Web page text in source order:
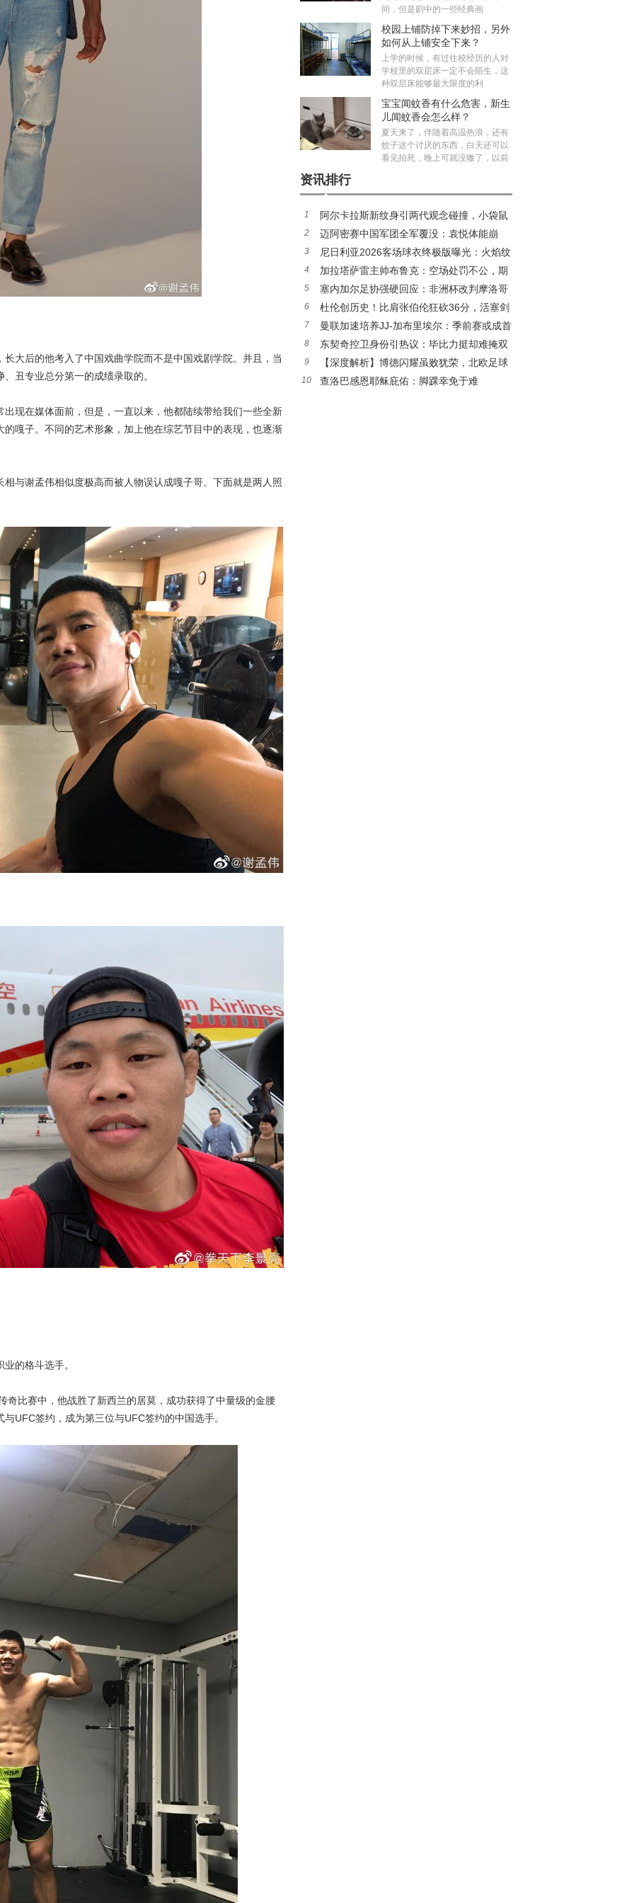
大后的他考入了中国戏曲学院而不是中国戏剧学院。并且，当
丑专业总分第一的成绩录取的。
现在媒体面前，但是，一直以来，他都陆续带给我们一些全新
嘎子。不同的艺术形象，加上他在综艺节目中的表现，也逐渐
与谢孟伟相似度极高而被人物误认成嘎子哥。下面就是两人照
的格斗选手。
奇比赛中，他战胜了新西兰的居莫，成功获得了中量级的金腰
UFC签约，成为第三位与UFC签约的中国选手。
间，但是剧中的一些经典画
校园上铺防掉下来妙招，另外
如何从上铺安全下来？
上学的时候，有过住校经历的人对
学校里的双层床一定不会陌生，这
种双层床能够最大限度的利
宝宝闻蚊香有什么危害，新生
儿闻蚊香会怎么样？
夏天来了，伴随着高温热浪，还有
蚊子这个讨厌的东西，白天还可以
看见拍死，晚上可就没辙了，以前
资讯排行
1
阿尔卡拉斯新纹身引两代观念碰撞，小袋鼠
成荣耀新印记
2
迈阿密赛中国军团全军覆没：袁悦体能崩
盘，布云朝克特错失历史会师
3
尼日利亚2026客场球衣终极版曝光：火焰纹
路引爆收藏热潮
4
加拉塔萨雷主帅布鲁克：空场处罚不公，期
待安菲尔德创造奇迹
5
塞内加尔足协强硬回应：非洲杯改判摩洛哥
胜，此乃非洲足球之耻
6
杜伦创历史！比肩张伯伦狂砍36分，活塞剑
指50胜冲击东部霸主！
7
曼联加速培养JJ-加布里埃尔：季前赛或成首
秀舞台，下赛季登陆英超在望
8
东契奇控卫身份引热议：毕比力挺却难掩双
能卫本质？
9
【深度解析】博德闪耀虽败犹荣，北欧足球
新势力未来可期
10 查洛巴感恩耶稣庇佑：脚踝幸免于难